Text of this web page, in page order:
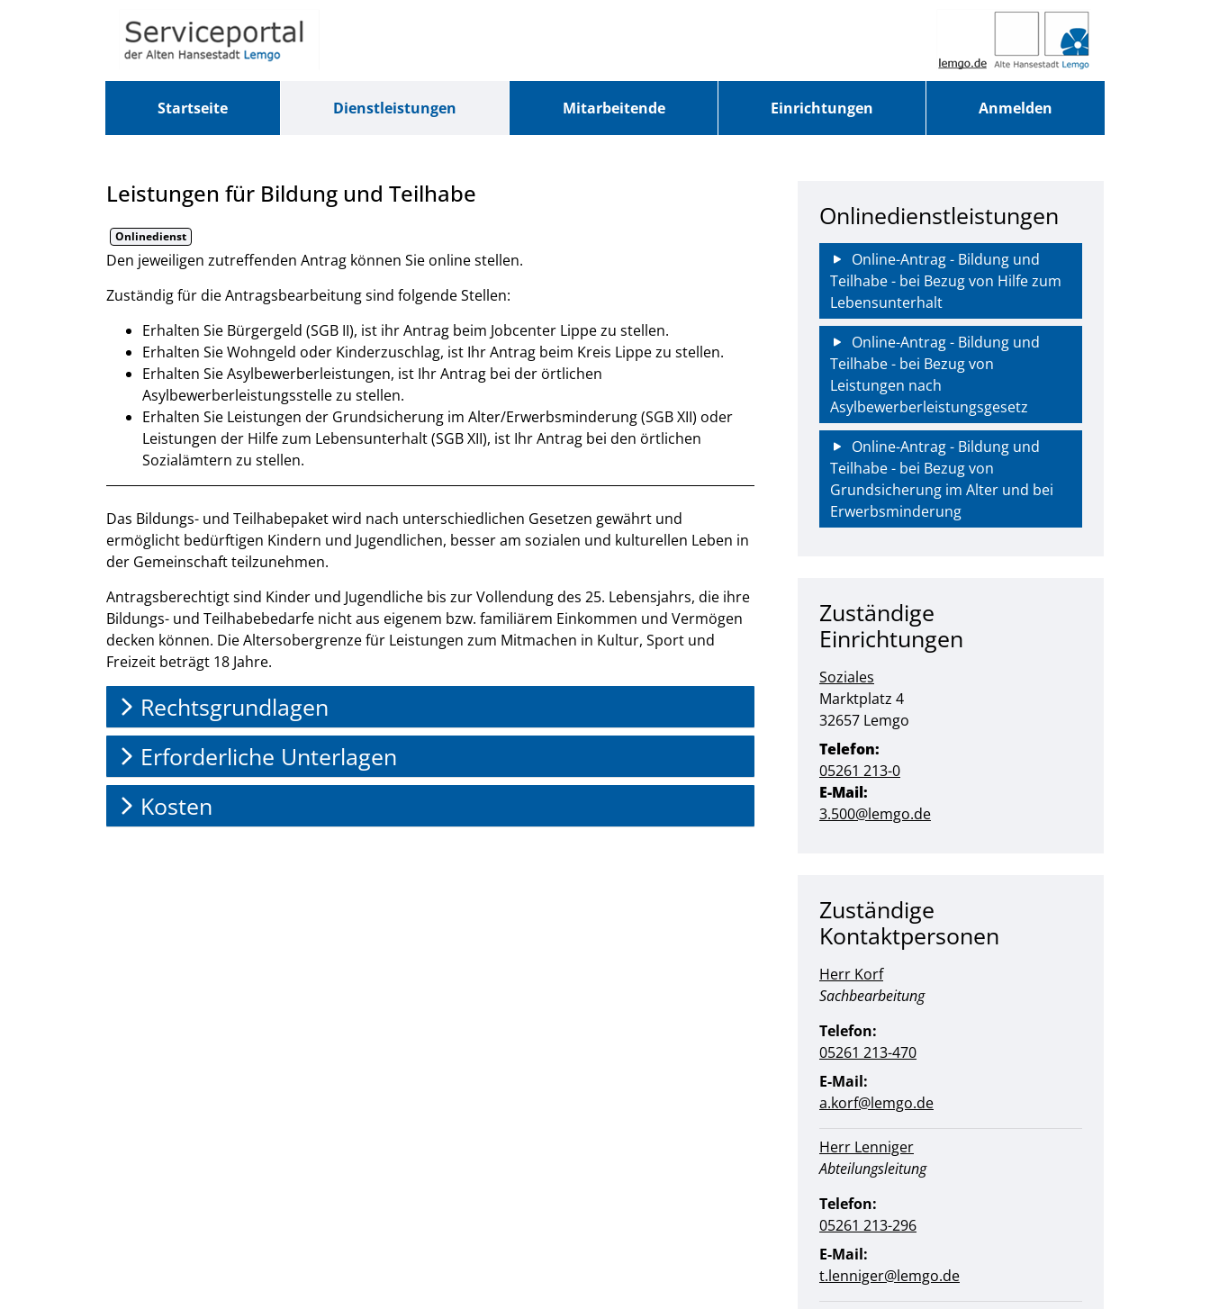
Zum Hauptinhalt springen
Startseite Dienstleistungen Mitarbeitende Einrichtungen Anmelden
Leistungen für Bildung und Teilhabe
Onlinedienst
Kurzbeschreibung
Den jeweiligen zutreffenden Antrag können Sie online stellen.
Zuständig für die Antragsbearbeitung sind folgende Stellen:
Erhalten Sie Bürgergeld (SGB II), ist ihr Antrag beim Jobcenter Lippe zu stellen.
Erhalten Sie Wohngeld oder Kinderzuschlag, ist Ihr Antrag beim Kreis Lippe zu stellen.
Erhalten Sie Asylbewerberleistungen, ist Ihr Antrag bei der örtlichen
Asylbewerberleistungsstelle zu stellen.
Erhalten Sie Leistungen der Grundsicherung im Alter/Erwerbsminderung (SGB XII) oder
Leistungen der Hilfe zum Lebensunterhalt (SGB XII), ist Ihr Antrag bei den örtlichen
Sozialämtern zu stellen.
Beschreibung
Das Bildungs- und Teilhabepaket wird nach unterschiedlichen Gesetzen gewährt und
ermöglicht bedürftigen Kindern und Jugendlichen, besser am sozialen und kulturellen Leben in
der Gemeinschaft teilzunehmen.
Antragsberechtigt sind Kinder und Jugendliche bis zur Vollendung des 25. Lebensjahrs, die ihre
Bildungs- und Teilhabebedarfe nicht aus eigenem bzw. familiärem Einkommen und Vermögen
decken können. Die Altersobergrenze für Leistungen zum Mitmachen in Kultur, Sport und
Freizeit beträgt 18 Jahre.
Rechtsgrundlagen
Erforderliche Unterlagen
Kosten
Onlinedienstleistungen
Online-Antrag - Bildung und
Teilhabe - bei Bezug von Hilfe zum
Lebensunterhalt
Online-Antrag - Bildung und
Teilhabe - bei Bezug von
Leistungen nach
Asylbewerberleistungsgesetz
Online-Antrag - Bildung und
Teilhabe - bei Bezug von
Grundsicherung im Alter und bei
Erwerbsminderung
Zuständige
Einrichtungen
Soziales
Straße:
Marktplatz Hausnummer:
4
PLZ:
32657 Ort:
Lemgo
Telefon:
05261 213-0
E-Mail:
3.500@lemgo.de
Zuständige
Kontaktpersonen
Herr Korf
Position:
Sachbearbeitung
Telefon:
05261 213-470
E-Mail:
a.korf@lemgo.de
Herr Lenniger
Position:
Abteilungsleitung
Telefon:
05261 213-296
E-Mail:
t.lenniger@lemgo.de